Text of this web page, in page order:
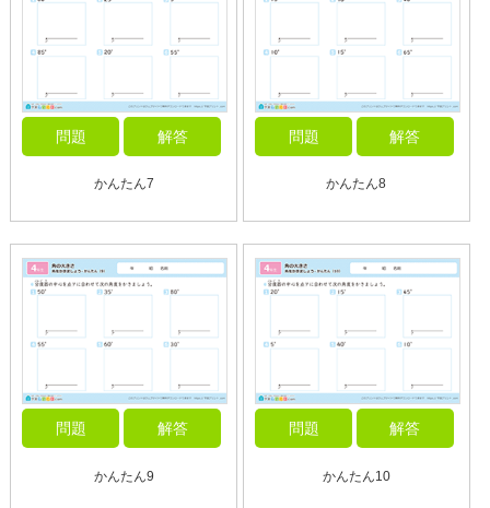
問題 解答
かんたん7
問題 解答
かんたん8
問題 解答
かんたん9
問題 解答
かんたん10